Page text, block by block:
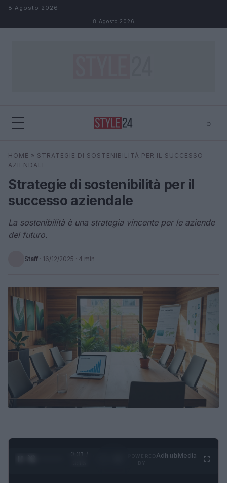
Salta al contenuto
8 Agosto 2026
8 Agosto 2026
⌕
Cerca ⌕
HOME » STRATEGIE DI SOSTENIBILITÀ PER IL SUCCESSO
AZIENDALE
Strategie di sostenibilità per il
successo aziendale
La sostenibilità è una strategia vincente per le aziende
del futuro.
Staff · 16/12/2025 · 4 min
0:32 /
AdhubMedia